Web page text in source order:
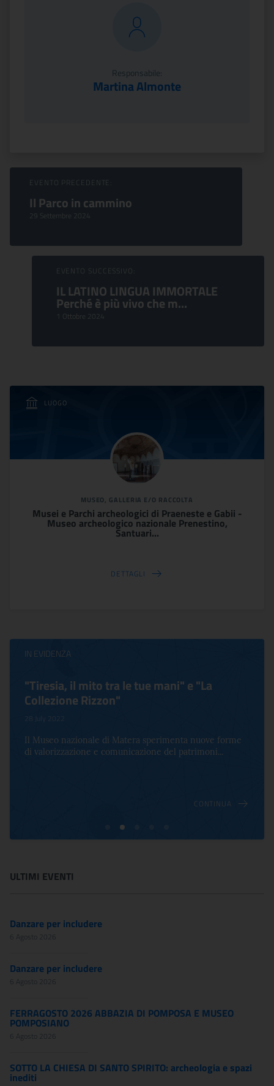
Responsabile:
Martina Almonte
Sfoglia Eventi
EVENTO PRECEDENTE:
Il Parco in cammino
29 Settembre 2024
EVENTO SUCCESSIVO:
IL LATINO LINGUA IMMORTALE
Perché è più vivo che m...
1 Ottobre 2024
LUOGO
MUSEO, GALLERIA E/O RACCOLTA
Musei e Parchi archeologici di Praeneste e Gabii -
Museo archeologico nazionale Prenestino,
Santuari...
DETTAGLI
IN EVIDENZA
"Tiresia, il mito tra le tue mani" e "La
Collezione Rizzon"
28 July 2022
Il Museo nazionale di Matera sperimenta nuove forme
di valorizzazione e comunicazione del patrimoni...
CONTINUA
ULTIMI EVENTI
Danzare per includere
6 Agosto 2026
Danzare per includere
6 Agosto 2026
FERRAGOSTO 2026 ABBAZIA DI POMPOSA E MUSEO
POMPOSIANO
6 Agosto 2026
SOTTO LA CHIESA DI SANTO SPIRITO: archeologia e spazi
inediti